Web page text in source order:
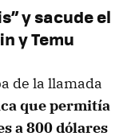
y sacude el
y Temu
de la llamada
que permitía
a 800 dólares